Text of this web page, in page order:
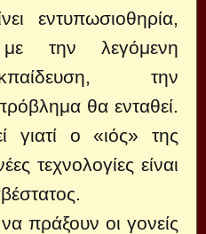
εντυπωσιοθηρία,
την λεγόμενη
την
θα ενταθεί.
γιατί ο «ιός» της
τεχνολογίες είναι
πράξουν οι γονείς